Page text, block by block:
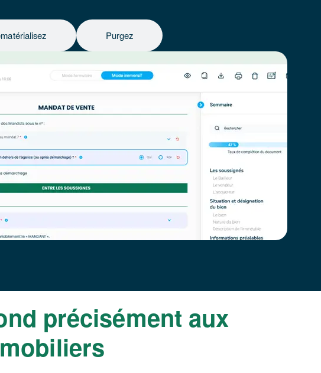
Purgez
précisément aux